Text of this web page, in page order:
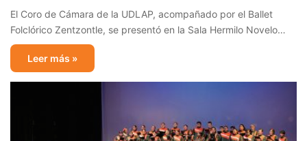
El Coro de Cámara de la UDLAP, acompañado por el Ballet
Folclórico Zentzontle, se presentó en la Sala Hermilo Novelo…
Leer más »